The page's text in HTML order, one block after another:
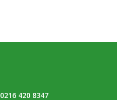
0216 420 8347